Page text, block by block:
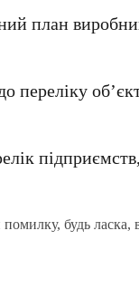
план
переліку
будь ласка,